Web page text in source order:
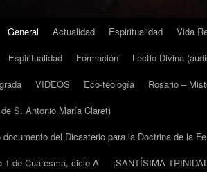
General Actualidad Espiritualidad Vida
Espiritualidad
Formación Lectio Divina
VIDEOS Eco-teología Rosario –
S. Antonio María Claret)
del Dicasterio para la Doctrina de la
1 de Cuaresma, ciclo A
¡SANTÍSIMA